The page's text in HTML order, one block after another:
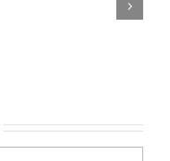
Aufstiegssaison!